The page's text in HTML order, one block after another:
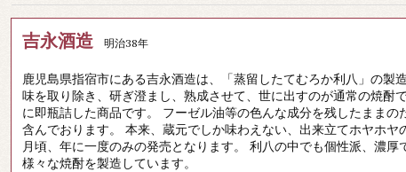
吉永酒造 明治38年
鹿児島県指宿市にある吉永酒造は、「蒸留したてむろか利八」の製
味を取り除き、研ぎ澄まし、熟成させて、世に出すのが通常の焼酎
に即瓶詰した商品です。 フーゼル油等の色んな成分を残したまま
含んでおります。 本来、蔵元でしか味わえない、出来立てホヤホヤ
月頃、年に一度のみの発売となります。 利八の中でも個性派、濃
様々な焼酎を製造しています。